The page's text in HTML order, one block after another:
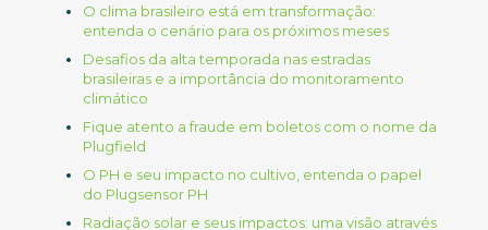
O clima brasileiro está em transformação:
entenda o cenário para os próximos meses
Desafios da alta temporada nas estradas
brasileiras e a importância do monitoramento
climático
Fique atento a fraude em boletos com o nome da
Plugfield
O PH e seu impacto no cultivo, entenda o papel
do Plugsensor PH
Radiação solar e seus impactos: uma visão através